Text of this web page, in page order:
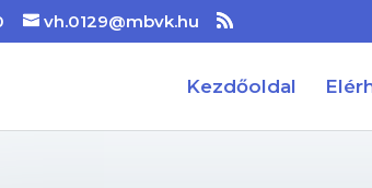
vh.0129@mbvk.hu
Kezdőoldal